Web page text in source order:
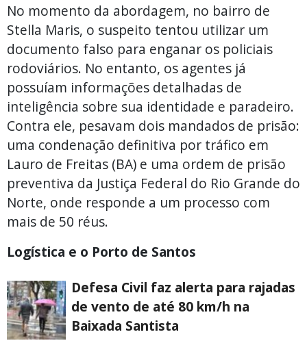
No momento da abordagem, no bairro de
Stella Maris, o suspeito tentou utilizar um
documento falso para enganar os policiais
rodoviários. No entanto, os agentes já
possuíam informações detalhadas de
inteligência sobre sua identidade e paradeiro.
Contra ele, pesavam dois mandados de prisão:
uma condenação definitiva por tráfico em
Lauro de Freitas (BA) e uma ordem de prisão
preventiva da Justiça Federal do Rio Grande do
Norte, onde responde a um processo com
mais de 50 réus.
Logística e o Porto de Santos
Defesa Civil faz alerta para rajadas
de vento de até 80 km/h na
Baixada Santista